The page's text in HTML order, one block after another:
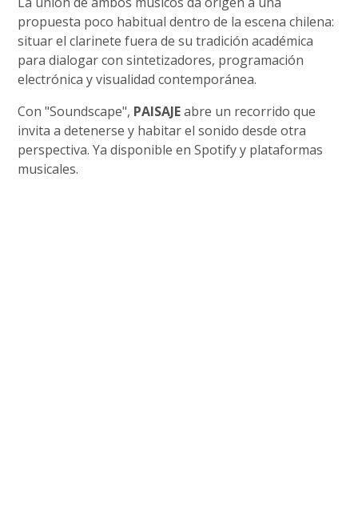
propuesta poco habitual dentro de la escena chilena:
situar el clarinete fuera de su tradición académica
para dialogar con sintetizadores, programación
electrónica y visualidad contemporánea.
Con "Soundscape", PAISAJEabre un recorrido que
invita a detenerse y habitar el sonido desde otra
perspectiva. Ya disponible en Spotify y plataformas
musicales.